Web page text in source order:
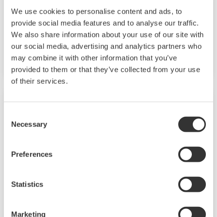
We use cookies to personalise content and ads, to
provide social media features and to analyse our traffic.
We also share information about your use of our site with
our social media, advertising and analytics partners who
may combine it with other information that you’ve
provided to them or that they’ve collected from your use
of their services.
Selection
Necessary
Preferences
Statistics
Marketing
Proporcionamos soluciones rápidas y servicios
fiables 24 horas al día, 7 días a la semana, con
una completa red de servicio global y un
sistema de escalado.
OpreX Servicio gestionado